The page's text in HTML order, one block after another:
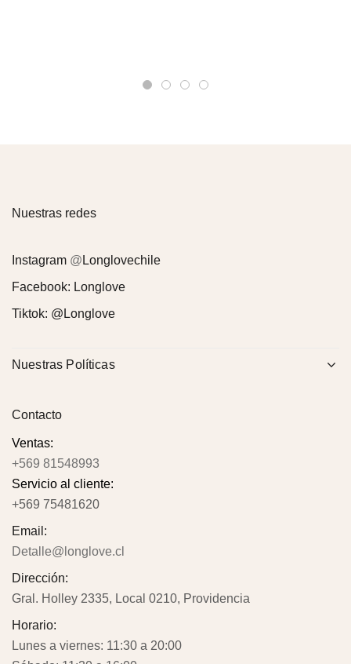
Nuestras redes
Instagram @ Longlovechile
Facebook: Longlove
Tiktok: @Longlove
Nuestras Políticas
Contacto
Ventas:
+569 81548993
Servicio al cliente:
+569 75481620
Email:
Detalle@longlove.cl
Dirección:
Gral. Holley 2335, Local 0210, Providencia
Horario:
Lunes a viernes: 11:30 a 20:00